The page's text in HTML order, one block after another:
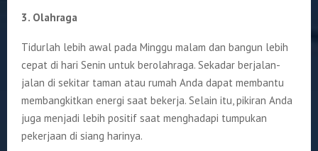
3. Olahraga
Tidurlah lebih awal pada Minggu malam dan bangun lebih
cepat di hari Senin untuk berolahraga. Sekadar berjalan-
jalan di sekitar taman atau rumah Anda dapat membantu
membangkitkan energi saat bekerja. Selain itu, pikiran Anda
juga menjadi lebih positif saat menghadapi tumpukan
pekerjaan di siang harinya.